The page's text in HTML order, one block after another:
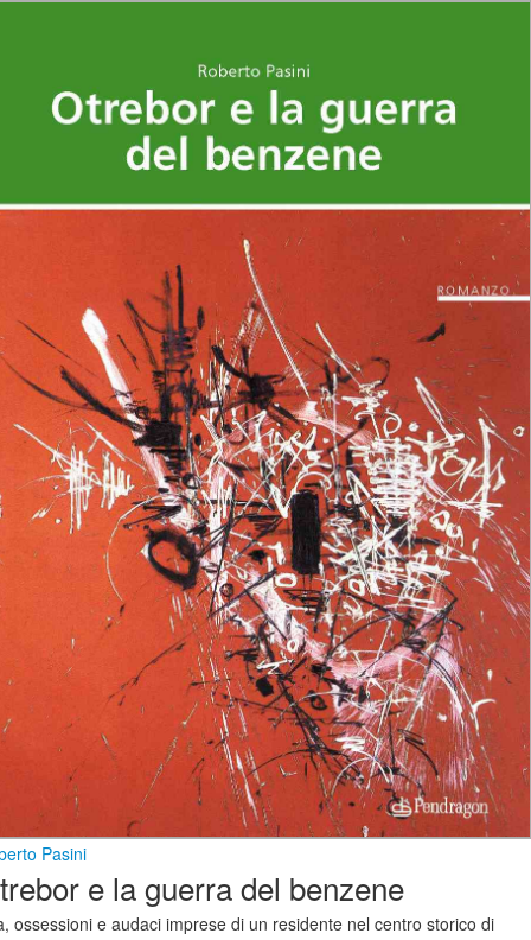
Pasini
e la guerra del benzene
ossessioni e audaci imprese di un residente nel centro storico di